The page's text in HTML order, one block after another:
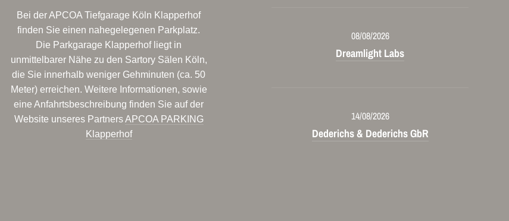
Bei der APCOA Tiefgarage Köln Klapperhof
finden Sie einen nahegelegenen Parkplatz.
Die Parkgarage Klapperhof liegt in
unmittelbarer Nähe zu den Sartory Sälen Köln,
die Sie innerhalb weniger Gehminuten (ca. 50
Meter) erreichen. Weitere Informationen, sowie
eine Anfahrtsbeschreibung finden Sie auf der
Website unseres PartnersAPCOA PARKING
Klapperhof
08/08/2026
Dreamlight Labs
14/08/2026
Dederichs & Dederichs GbR